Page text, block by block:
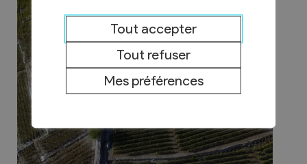
Tout accepter
Tout refuser
Mes préférences